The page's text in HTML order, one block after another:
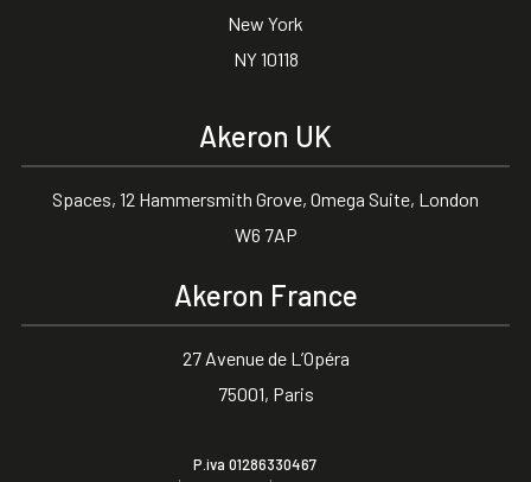
New York
NY 10118
Akeron UK
Spaces, 12 Hammersmith Grove, Omega Suite, London
W6 7AP
Akeron France
27 Avenue de L’Opéra
75001, Paris
P.iva 01286330467